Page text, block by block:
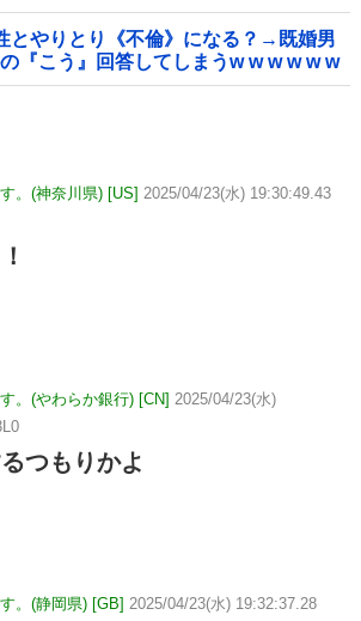
とやりとり《不倫》になる？→既婚男
『こう』回答してしまうw w w w w w
。(神奈川県) [US] 2025/04/23(水) 19:30:49.43
。(やわらか銀行) [CN] 2025/04/23(水)
つもりかよ
。(静岡県) [GB] 2025/04/23(水) 19:32:37.28